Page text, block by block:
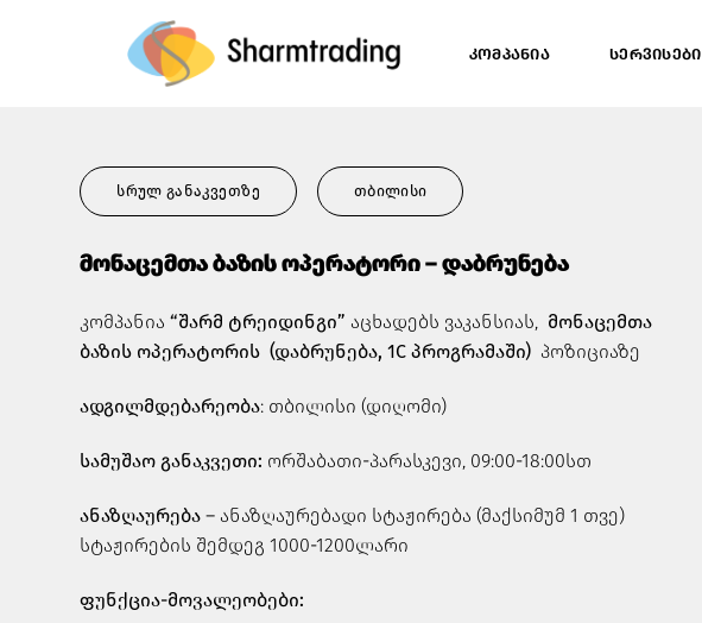
ᲙᲝᲛᲞᲐᲜᲘᲐ ᲡᲔᲠᲕᲘᲡᲔᲑᲘ
სრულ განაკვეთზე თბილისი
მონაცემთა ბაზის ოპერატორი – დაბრუნება
კომპანია“შარმ ტრეიდინგი” აცხადებს ვაკანსიას, მონაცემთა
ბაზის ოპერატორის (დაბრუნება, 1Cპროგრამაში) პოზიციაზე
ადგილმდებარეობა: თბილისი (დიღომი)
სამუშაო განაკვეთი: ორშაბათი-პარასკევი, 09:00-18:00სთ
ანაზღაურება – ანაზღაურებადი სტაჟირება (მაქსიმუმ 1 თვე)
სტაჟირების შემდეგ 1000-1200ლარი
ფუნქცია-მოვალეობები: